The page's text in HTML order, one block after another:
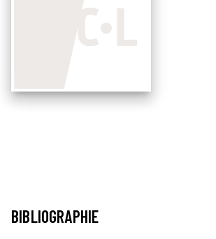
BIBLIOGRAPHIE